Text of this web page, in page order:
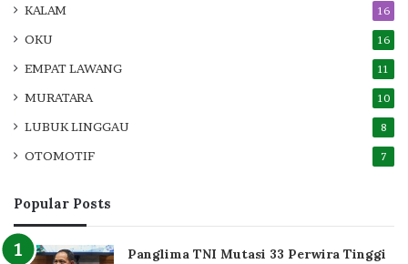
KALAM 16
OKU 16
EMPAT LAWANG 11
MURATARA 10
LUBUK LINGGAU 8
OTOMOTIF 7
Popular Posts
Panglima TNI Mutasi 33 Perwira Tinggi